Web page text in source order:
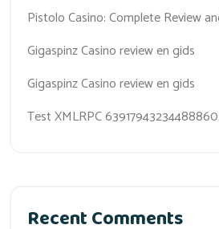
Pistolo Casino: Complete Review
Gigaspinz Casino review en gids
Gigaspinz Casino review en gids
Test XMLRPC
Recent Comments